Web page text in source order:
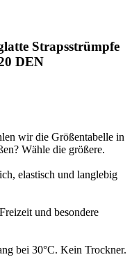
Strapsstrümpfe
DEN
wir die Größentabelle in
Wähle die größere.
elastisch und langlebig
und besondere
bei 30°C. Kein Trockner.